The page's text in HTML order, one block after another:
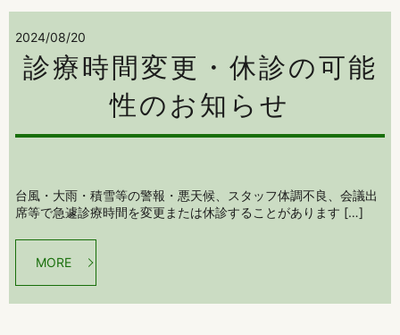
2024/08/20
診療時間変更・休診の可能
性のお知らせ
台風・大雨・積雪等の警報・悪天候、スタッフ体調不良、会議出
席等で急遽診療時間を変更または休診することがあります […]
MORE